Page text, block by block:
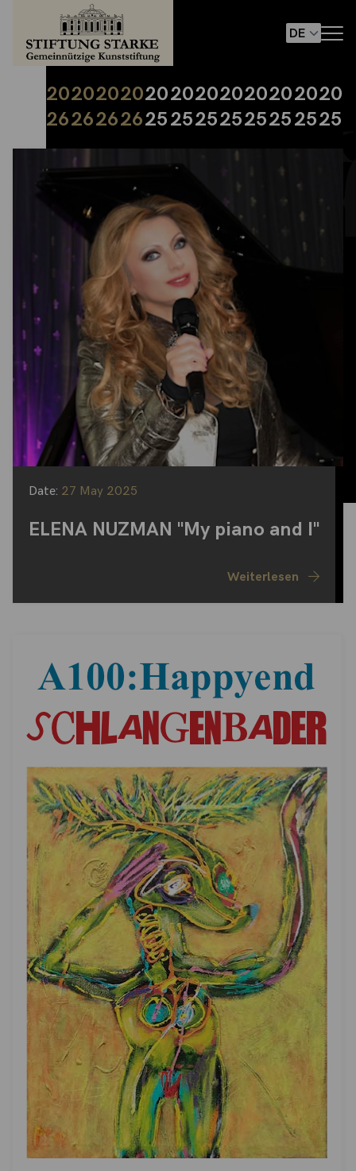
20
26
20
26
20
26
20
26
20
25
20
25
20
25
20
25
20
25
20
25
20
25
20
25
Date: 27 May 2025
ELENA NUZMAN "My piano and I"
Weiterlesen